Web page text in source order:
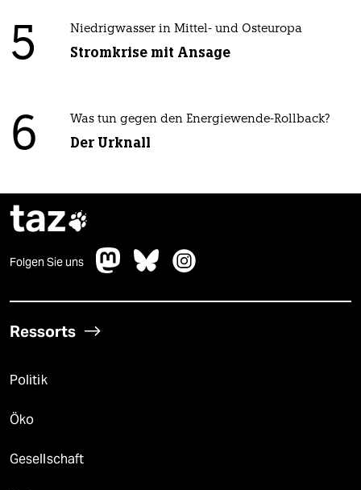
5 Niedrigwasser in Mittel- und Osteuropa
Stromkrise mit Ansage
6 Was tun gegen den Energiewende-Rollback?
Der Urknall
taz
Folgen Sie uns
Ressorts
Politik
Öko
Gesellschaft